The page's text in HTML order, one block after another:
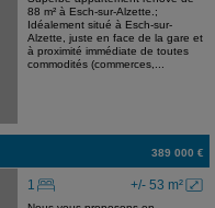
88 m² à Esch-sur-Alzette.;
Idéalement situé à Esch-sur-
Alzette, juste en face de la gare et
à proximité immédiate de toutes
commodités (commerces,...
389 000 €
+/- 53 m²
1